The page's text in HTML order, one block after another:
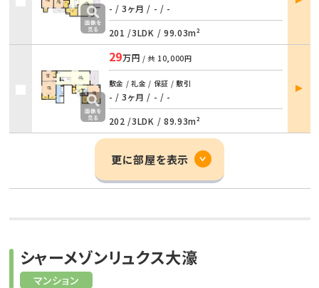
- / 3ヶ月 / - / -
201 /3LDK / 99.03m²
詳細
29万円 / 共 10,000円
敷金 / 礼金 / 保証 / 敷引
- / 3ヶ月 / - / -
202 /3LDK / 89.93m²
部屋
詳細
更に部屋を表示
マンション
シャーメゾンリュクス大濠